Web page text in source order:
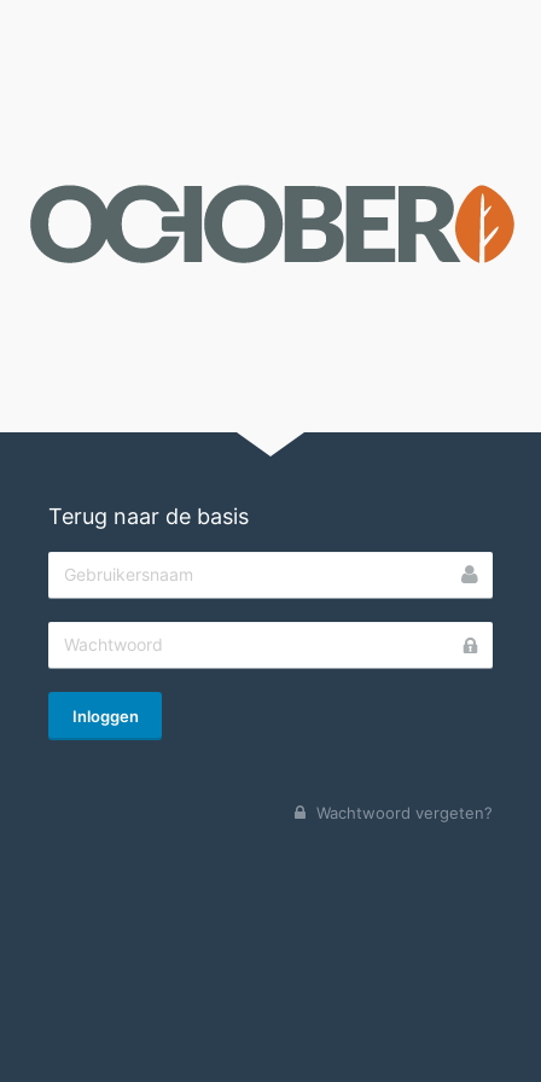
Terug naar de basis
Inloggen
Wachtwoord vergeten?